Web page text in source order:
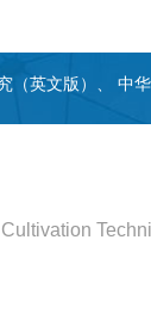
（英文版） 中